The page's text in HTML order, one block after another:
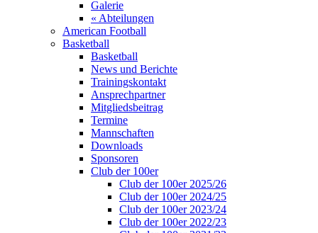
Galerie
« Abteilungen
American Football
Basketball
Basketball
News und Berichte
Trainingskontakt
Ansprechpartner
Mitgliedsbeitrag
Termine
Mannschaften
Downloads
Sponsoren
Club der 100er
Club der 100er 2025/26
Club der 100er 2024/25
Club der 100er 2023/24
Club der 100er 2022/23